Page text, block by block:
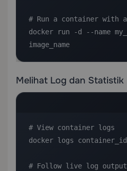
# Run a container with a
docker run -d --name
image_name
Melihat Log dan Statistik
# View container logs
docker logs container_id
# Follow live log output